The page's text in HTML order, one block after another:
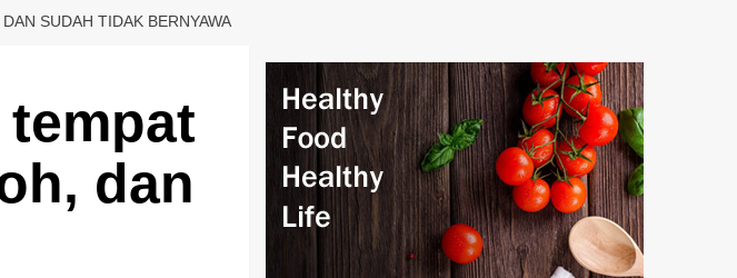
SUDAH TIDAK BERNYAWA
dan